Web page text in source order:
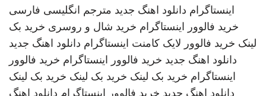
اینستاگرام دانلود اهنگ جدید مترجم انگلیسی فارسی
خرید فالوور اینستاگرام خرید شال و روسری خرید بک
لینک خرید فالوور لایک کامنت اینستاگرام دانلود اهنگ جدید
دانلود اهنگ جدید خرید فالوور اینستاگرام خرید فالوور
اینستاگرام خرید بک لینک خرید بک لینک خرید بک لینک
دانلود اهنگ جدید خرید فالوور اینستاگرام دانلود اهنگ